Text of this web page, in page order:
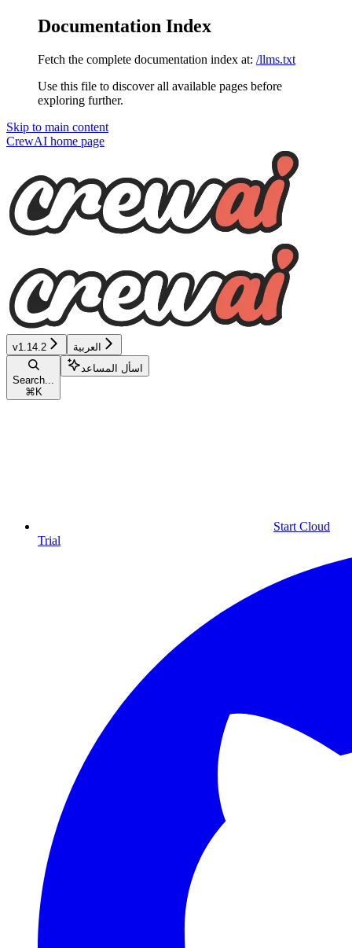
Documentation Index
Fetch the complete documentation index at: /llms.txt
Use this file to discover all available pages before
exploring further.
Skip to main content
CrewAI home page
v1.14.2 العربية
Search...
⌘ K
اسأل المساعد
Start Cloud
Trial